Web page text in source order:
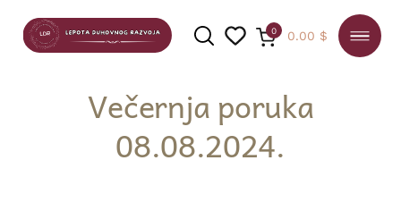
PRETRAGA
0 0.00 $
Večernja poruka
08.08.2024.